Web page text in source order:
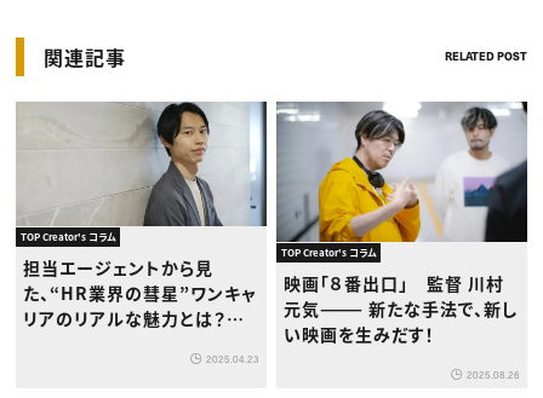
関連記事 RELATED POST
TOP Creator's コラム
担当エージェントから見
た、“HR業界の彗星”ワンキャ
リアのリアルな魅力とは？
2025.04.23
TOP Creator's コラム
映画「８番出口」 監督 川村
元気——— 新たな手法で、新し
い映画を生みだす！
2025.08.26